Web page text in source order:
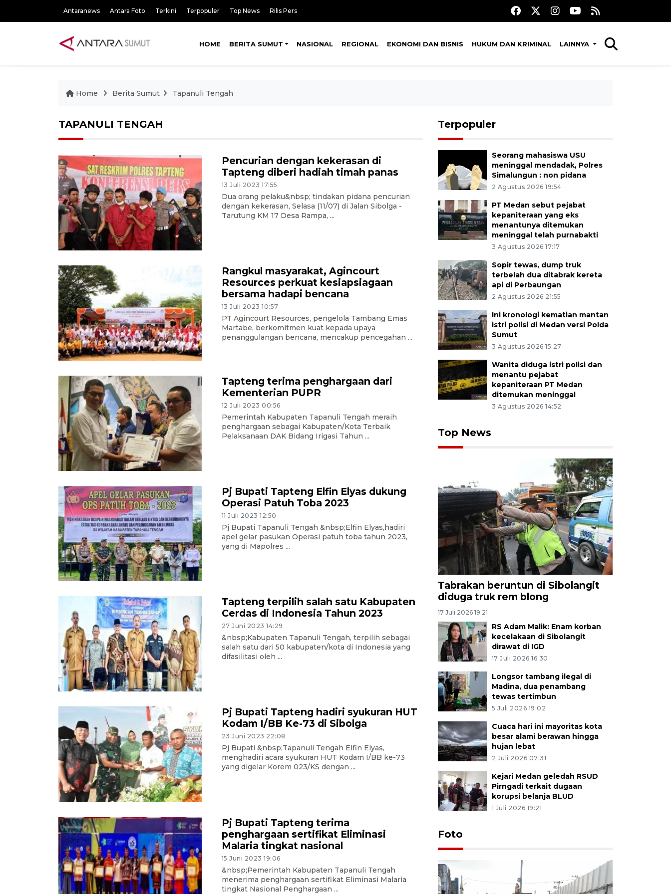
Antaranews Antara Foto Terkini Terpopuler Top News Rilis Pers
HOME BERITA SUMUT NASIONAL REGIONAL EKONOMI DAN BISNIS HUKUM DAN KRIMINAL LAINNYA
Home Berita Sumut Tapanuli Tengah
TAPANULI TENGAH
Pencurian dengan kekerasan di
Tapteng diberi hadiah timah panas
13 Juli 2023 17:55
Dua orang pelaku&nbsp; tindakan pidana pencurian
dengan kekerasan, Selasa (11/07) di Jalan Sibolga -
Tarutung KM 17 Desa Rampa, ...
Rangkul masyarakat, Agincourt
Resources perkuat kesiapsiagaan
bersama hadapi bencana
13 Juli 2023 10:57
PT Agincourt Resources, pengelola Tambang Emas
Martabe, berkomitmen kuat kepada upaya
penanggulangan bencana, mencakup pencegahan ...
Tapteng terima penghargaan dari
Kementerian PUPR
12 Juli 2023 00:56
Pemerintah Kabupaten Tapanuli Tengah meraih
penghargaan sebagai Kabupaten/Kota Terbaik
Pelaksanaan DAK Bidang Irigasi Tahun ...
Pj Bupati Tapteng Elfin Elyas dukung
Operasi Patuh Toba 2023
11 Juli 2023 12:50
Pj Bupati Tapanuli Tengah &nbsp;Elfin Elyas,hadiri
apel gelar pasukan Operasi patuh toba tahun 2023,
yang di Mapolres ...
Tapteng terpilih salah satu Kabupaten
Cerdas di Indonesia Tahun 2023
27 Juni 2023 14:29
&nbsp;Kabupaten Tapanuli Tengah, terpilih sebagai
salah satu dari 50 kabupaten/kota di Indonesia yang
difasilitasi oleh ...
Pj Bupati Tapteng hadiri syukuran HUT
Kodam I/BB Ke-73 di Sibolga
23 Juni 2023 22:08
Pj Bupati &nbsp;Tapanuli Tengah Elfin Elyas,
menghadiri acara syukuran HUT Kodam I/BB ke-73
yang digelar Korem 023/KS dengan ...
Pj Bupati Tapteng terima
penghargaan sertifikat Eliminasi
Malaria tingkat nasional
15 Juni 2023 19:06
&nbsp;Pemerintah Kabupaten Tapanuli Tengah
menerima penghargaan sertifikat Eliminasi Malaria
tingkat Nasional Penghargaan ...
Terpopuler
Seorang mahasiswa USU
meninggal mendadak, Polres
Simalungun : non pidana
2 Agustus 2026 19:54
PT Medan sebut pejabat
kepaniteraan yang eks
menantunya ditemukan
meninggal telah purnabakti
3 Agustus 2026 17:17
Sopir tewas, dump truk
terbelah dua ditabrak kereta
api di Perbaungan
2 Agustus 2026 21:55
Ini kronologi kematian mantan
istri polisi di Medan versi Polda
Sumut
3 Agustus 2026 15:27
Wanita diduga istri polisi dan
menantu pejabat
kepaniteraan PT Medan
ditemukan meninggal
3 Agustus 2026 14:52
Top News
Tabrakan beruntun di Sibolangit
diduga truk rem blong
17 Juli 2026 19:21
RS Adam Malik: Enam korban
kecelakaan di Sibolangit
dirawat di IGD
17 Juli 2026 16:30
Longsor tambang ilegal di
Madina, dua penambang
tewas tertimbun
5 Juli 2026 19:02
Cuaca hari ini mayoritas kota
besar alami berawan hingga
hujan lebat
2 Juli 2026 07:31
Kejari Medan geledah RSUD
Pirngadi terkait dugaan
korupsi belanja BLUD
1 Juli 2026 19:21
Foto